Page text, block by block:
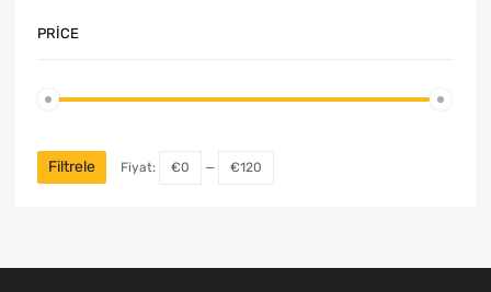
PRICE
Filtrele Fiyat: €0 — €120